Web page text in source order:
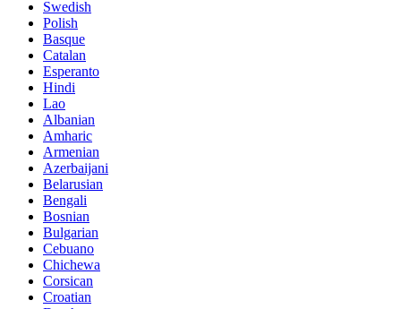
Swedish
Polish
Basque
Catalan
Esperanto
Hindi
Lao
Albanian
Amharic
Armenian
Azerbaijani
Belarusian
Bengali
Bosnian
Bulgarian
Cebuano
Chichewa
Corsican
Croatian